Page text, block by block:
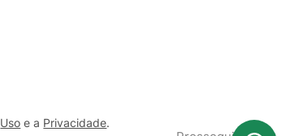
Uso e a Privacidade.